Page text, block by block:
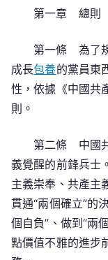
第一章 總則
第一條 為了
成長包養的黨員東
性，依據《中國共
則。
第二條 中國
義覺醒的前鋒兵士
主義崇奉、共產主
貫通“兩個確立”的
個自負”、做到“兩
點價值不雅的進步